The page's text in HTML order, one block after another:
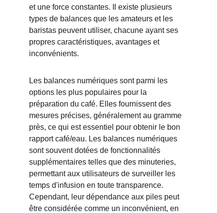
et une force constantes. Il existe plusieurs
types de balances que les amateurs et les
baristas peuvent utiliser, chacune ayant ses
propres caractéristiques, avantages et
inconvénients.
Les balances numériques sont parmi les
options les plus populaires pour la
préparation du café. Elles fournissent des
mesures précises, généralement au gramme
près, ce qui est essentiel pour obtenir le bon
rapport café/eau. Les balances numériques
sont souvent dotées de fonctionnalités
supplémentaires telles que des minuteries,
permettant aux utilisateurs de surveiller les
temps d'infusion en toute transparence.
Cependant, leur dépendance aux piles peut
être considérée comme un inconvénient, en